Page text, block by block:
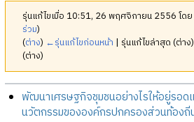
รุ่นแก้ไขเมื่อ 10:51, 26 พฤศจิกายน 2556 โดย
ร่วม)
(ต่าง) ←รุ่นแก้ไขก่อนหน้า | รุ่นแก้ไขล่าสุด (ต่า
(ต่าง)
พัฒนาเศรษฐกิจชุมชนอย่างไรให้อยู่รอด
นวัตกรรมขององค์กรปกครองส่วนท้องถิ่